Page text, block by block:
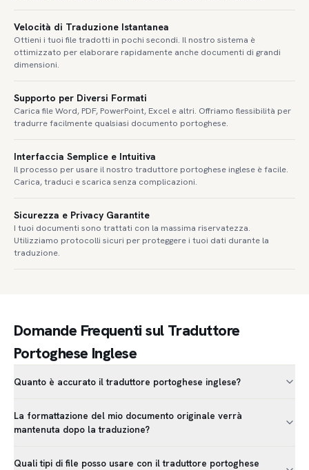
Velocità di Traduzione Istantanea
Ottieni i tuoi file tradotti in pochi secondi. Il nostro sistema è
ottimizzato per elaborare rapidamente anche documenti di grandi
dimensioni.
Supporto per Diversi Formati
Carica file Word, PDF, PowerPoint, Excel e altri. Offriamo flessibilità per
tradurre facilmente qualsiasi documento portoghese.
Interfaccia Semplice e Intuitiva
Il processo per usare il nostro traduttore portoghese inglese è facile.
Carica, traduci e scarica senza complicazioni.
Sicurezza e Privacy Garantite
I tuoi documenti sono trattati con la massima riservatezza.
Utilizziamo protocolli sicuri per proteggere i tuoi dati durante la
traduzione.
Domande Frequenti sul Traduttore
Portoghese Inglese
Quanto è accurato il traduttore portoghese inglese?
La formattazione del mio documento originale verrà
mantenuta dopo la traduzione?
Quali tipi di file posso usare con il traduttore portoghese